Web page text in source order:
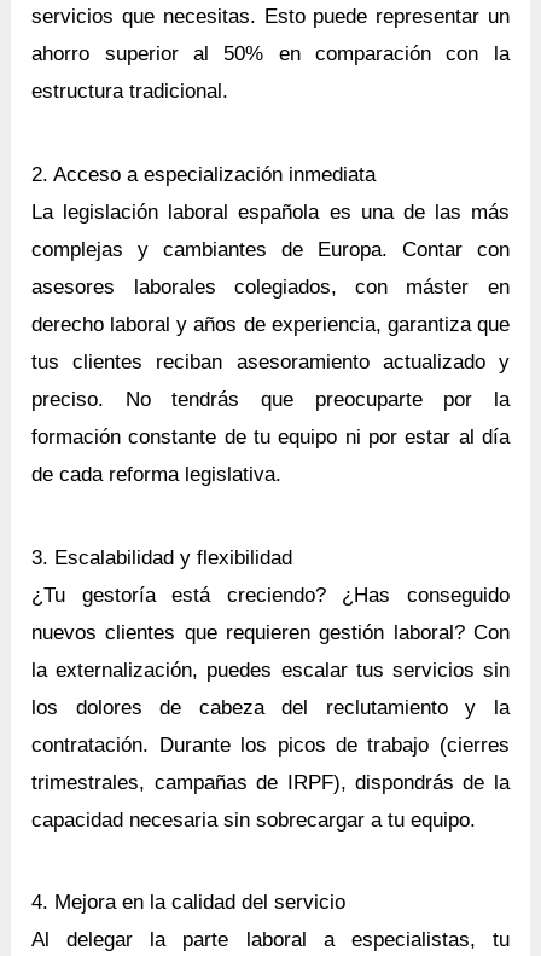
servicios que necesitas. Esto puede representar un
ahorro superior al 50% en comparación con la
estructura tradicional.
2. Acceso a especialización inmediata
La legislación laboral española es una de las más
complejas y cambiantes de Europa. Contar con
asesores laborales colegiados, con máster en
derecho laboral y años de experiencia, garantiza que
tus clientes reciban asesoramiento actualizado y
preciso. No tendrás que preocuparte por la
formación constante de tu equipo ni por estar al día
de cada reforma legislativa.
3. Escalabilidad y flexibilidad
¿Tu gestoría está creciendo? ¿Has conseguido
nuevos clientes que requieren gestión laboral? Con
la externalización, puedes escalar tus servicios sin
los dolores de cabeza del reclutamiento y la
contratación. Durante los picos de trabajo (cierres
trimestrales, campañas de IRPF), dispondrás de la
capacidad necesaria sin sobrecargar a tu equipo.
4. Mejora en la calidad del servicio
Al delegar la parte laboral a especialistas, tu